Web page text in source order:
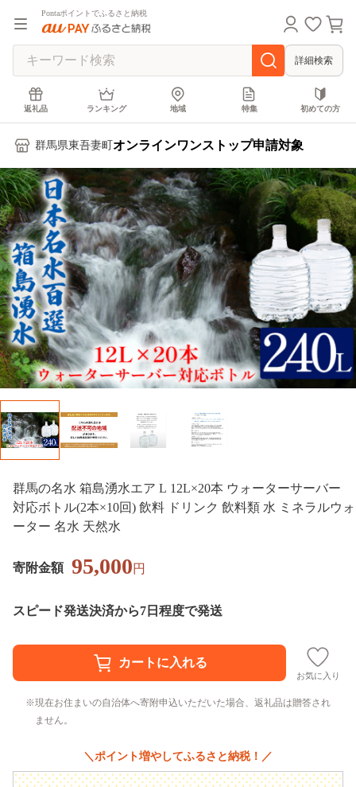
Pontaポイントでふるさと納税
詳細検索
返礼品 ランキング 地域 特集 初めての方
群馬県東吾妻町 オンラインワンストップ申請対象
群馬の名水 箱島湧水エア L 12L×20本 ウォーターサーバー
対応ボトル(2本×10回) 飲料 ドリンク 飲料類 水 ミネラルウォ
ーター 名水 天然水
寄附金額 95,000円
スピード発送決済から7日程度で発送
お気に入り
現在お住まいの自治体へ寄附申込いただいた場合、返礼品は贈答され
ません。
＼ポイント増やしてふるさと納税！／